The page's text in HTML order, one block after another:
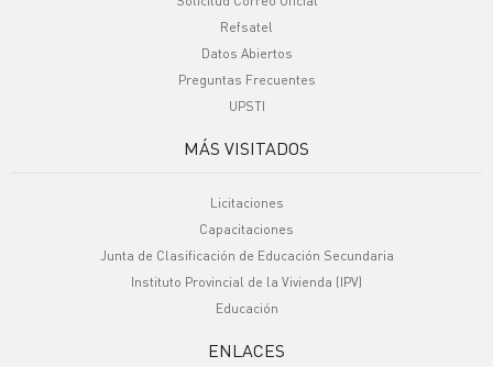
Refsatel
Datos Abiertos
Preguntas Frecuentes
UPSTI
MÁS VISITADOS
Licitaciones
Capacitaciones
Junta de Clasificación de Educación Secundaria
Instituto Provincial de la Vivienda (IPV)
Educación
ENLACES